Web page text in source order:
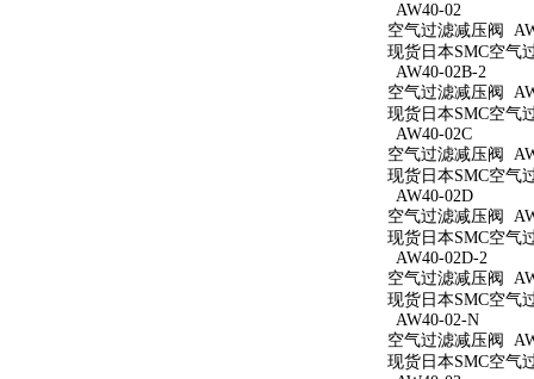
AW40-02
空气过滤减压阀
现货日本SMC空气
AW40-02B-2
空气过滤减压阀
现货日本SMC空气
AW40-02C
空气过滤减压阀
现货日本SMC空气
AW40-02D
空气过滤减压阀
现货日本SMC空气
AW40-02D-2
空气过滤减压阀
现货日本SMC空气
AW40-02-N
空气过滤减压阀
现货日本SMC空气